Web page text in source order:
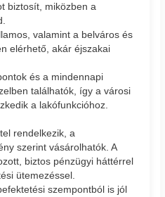
biztosít, miközben a
valamint a belváros és
elérhető, akár éjszakai
és a mindennapi
találhatók, így a városi
a lakófunkcióhoz.
rendelkezik, a
szerint vásárolhatók. A
biztos pénzügyi háttérrel
ütemezéssel.
szempontból is jól